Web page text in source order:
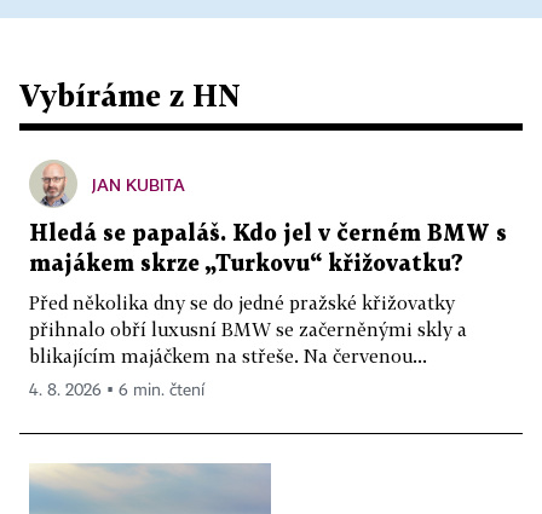
Vybíráme z HN
JAN KUBITA
Hledá se papaláš. Kdo jel v černém BMW s
majákem skrze „Turkovu“ křižovatku?
Před několika dny se do jedné pražské křižovatky
přihnalo obří luxusní BMW se začerněnými skly a
blikajícím majáčkem na střeše. Na červenou...
4. 8. 2026 ▪ 6 min. čtení